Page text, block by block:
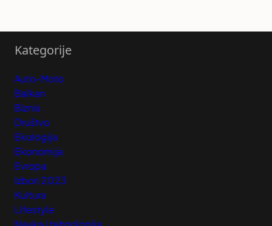
Kategorije
Auto-Moto
Balkan
Biznis
Društvo
Ekologija
Ekonomija
Evropa
Izbori 2023
Kultura
Lifestyle